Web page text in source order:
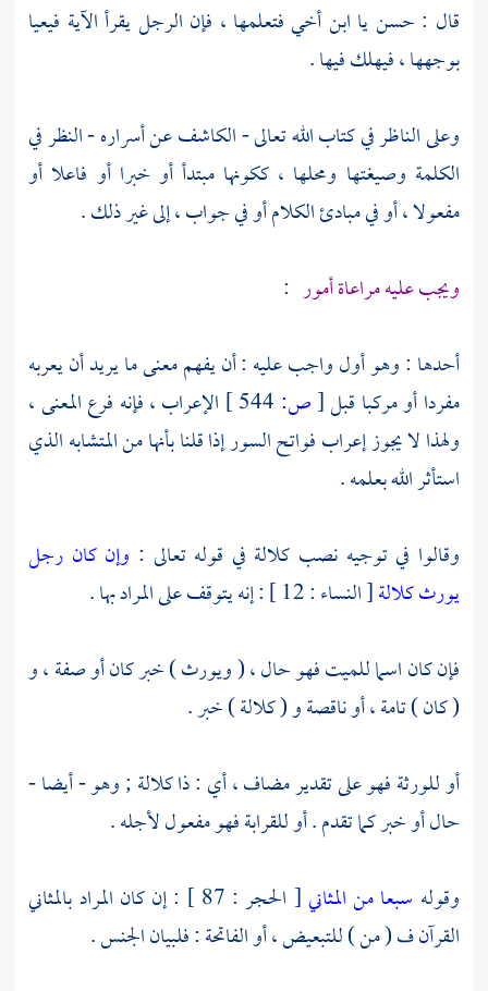
قال : حسنيا ابن أخي فتعلمها ، فإن الرجل يقرأ الآية فيعيا
بوجهها ، فيهلك فيها .
وعلى الناظر في كتاب الله تعالى - الكاشف عن أسراره - النظر في
الكلمة وصيغتها ومحلها ، ككونها مبتدأ أو خبرا أو فاعلا أو
مفعولا ، أو في مبادئ الكلام أو في جواب ، إلى غير ذلك .
ويجب عليه مراعاة أمور :
أحدها : وهو أول واجب عليه : أن يفهم معنى ما يريد أن يعربه
مفردا أو مركبا قبل[ص:
الإعراب ، فإنه فرع المعنى ،
ولهذا لا يجوز إعراب فواتح السور إذا قلنا بأنها من المتشابه الذي
استأثر الله بعلمه .
وقالوا في توجيه نصب كلالة في قوله تعالى : وإن كان رجل
يورث كلالة[ النساء : 12 ] : إنه يتوقف على المراد بها .
فإن كان اسما للميت فهو حال ، ( ويورث ) خبر كان أو صفة ، و
( كان ) تامة ، أو ناقصة و ( كلالة ) خبر .
أو للورثة فهو على تقدير مضاف ، أي : ذا كلالة ; وهو - أيضا -
حال أو خبر كما تقدم . أو للقرابة فهو مفعول لأجله .
وقوله سبعا من المثاني
[ الحجر : 87 ] : إن كان المراد بالمثاني
القرآن ف ( من ) للتبعيض ، أو الفاتحة : فلبيان الجنس .